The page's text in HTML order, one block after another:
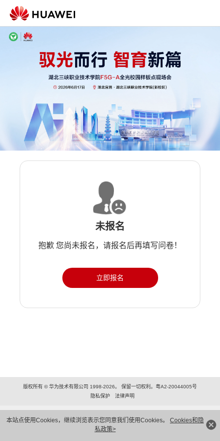
本站点使用Cookies，继续浏览表示您同意我们使用Cookies。 Cookies和隐
私政策>
未报名
抱歉 您尚未报名，请报名后再填写问卷！
立即报名
版权所有 © 华为技术有限公司 1998-2026。 保留一切权利。粤A2-20044005号
隐私保护
法律声明